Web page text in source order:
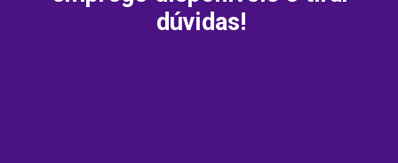
dúvidas!